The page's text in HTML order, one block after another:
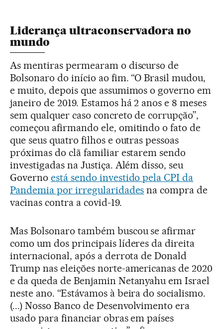
Liderança ultraconservadora no
mundo
As mentiras permearam o discurso de
Bolsonaro do início ao fim. “O Brasil mudou,
e muito, depois que assumimos o governo em
janeiro de 2019. Estamos há 2 anos e 8 meses
sem qualquer caso concreto de corrupção”,
começou afirmando ele, omitindo o fato de
que seus quatro filhos e outras pessoas
próximas do clã familiar estarem sendo
investigadas na Justiça. Além disso, seu
Governo está sendo investido pela CPI da
Pandemia por irregularidades na compra de
vacinas contra a covid-19.
Mas Bolsonaro também buscou se afirmar
como um dos principais líderes da direita
internacional, após a derrota de Donald
Trump nas eleições norte-americanas de 2020
e da queda de Benjamin Netanyahu em Israel
neste ano. “Estávamos à beira do socialismo.
(...) Nosso Banco de Desenvolvimento era
usado para financiar obras em países